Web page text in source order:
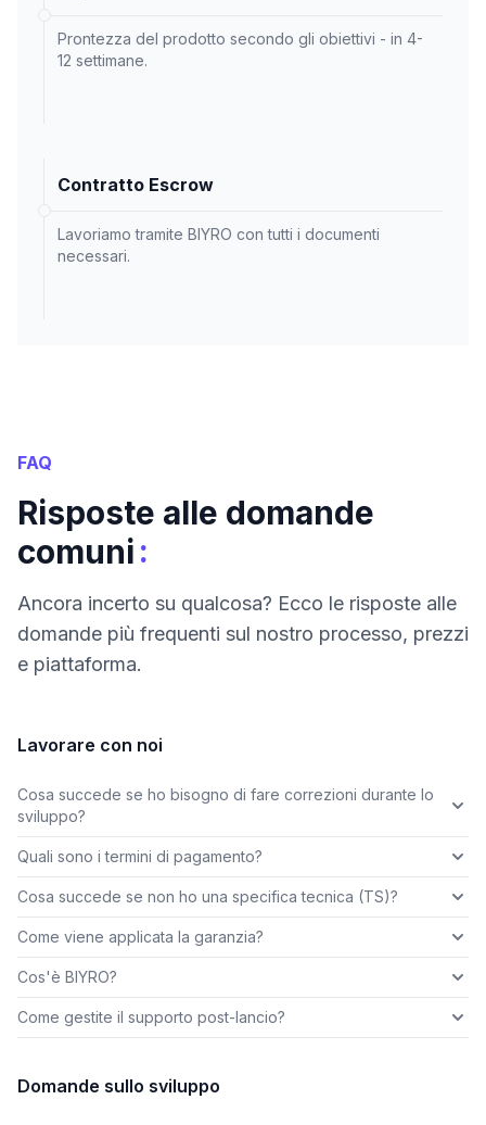
Prontezza del prodotto secondo gli obiettivi - in 4-
12 settimane.
Contratto Escrow
Lavoriamo tramite BIYRO con tutti i documenti
necessari.
FAQ
Risposte alle domande
comuni:
Ancora incerto su qualcosa? Ecco le risposte alle
domande più frequenti sul nostro processo, prezzi
e piattaforma.
Lavorare con noi
Cosa succede se ho bisogno di fare correzioni durante lo
sviluppo?
Quali sono i termini di pagamento?
Cosa succede se non ho una specifica tecnica (TS)?
Come viene applicata la garanzia?
Cos'è BIYRO?
Come gestite il supporto post-lancio?
Domande sullo sviluppo